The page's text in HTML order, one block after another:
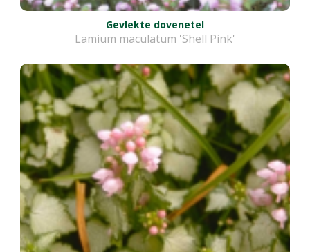
Gevlekte dovenetel
Lamium maculatum 'Shell Pink'